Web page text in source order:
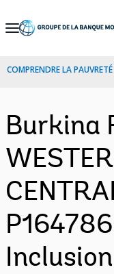
Skip
Navigation
COMPRENDRE LA PAUVRETÉ
Burkina